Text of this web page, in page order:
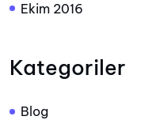
Ekim 2016
Kategoriler
Blog